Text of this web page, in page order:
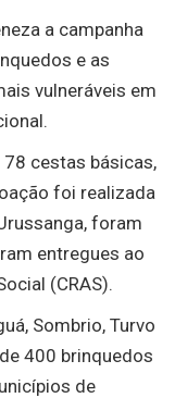
a campanha
e as
vulneráveis em
cestas básicas,
foi realizada
foram
entregues ao
(CRAS).
Sombrio, Turvo
400 brinquedos
de